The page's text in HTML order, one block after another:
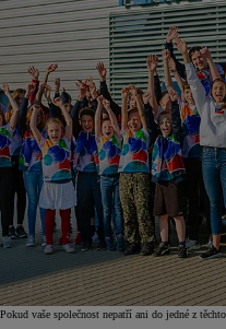
Pokud vaše společnost nepatří ani do jedné z